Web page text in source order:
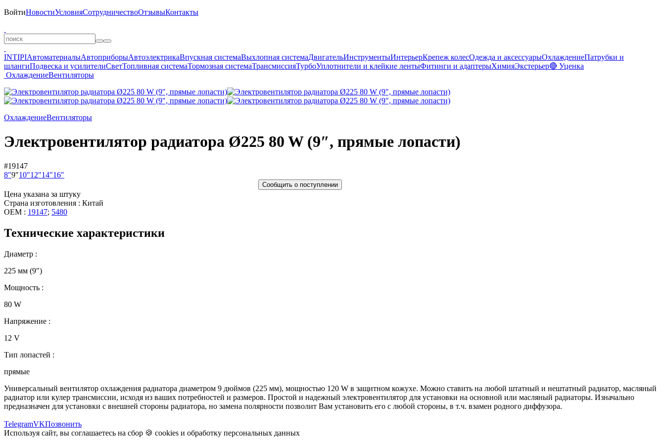
ВойтиНовостиУсловияСотрудничествоОтзывыКонтакты
INTIPIАвтоматериалыАвтоприборыАвтоэлектрикаВпускная системаВыхлопная системаДвигательИнструментыИнтерьерКрепеж колесОдежда и аксессуарыОхлаждениеПатрубки и
шлангиПодвеска и усилителиСветТопливная системаТормозная системаТрансмиссияТурбоУплотнители и клейкие лентыФитинги и адаптерыХимияЭкстерьер🔴 Уценка
ОхлаждениеВентиляторы
ОхлаждениеВентиляторы
Электровентилятор радиатора Ø225 80 W (9″, прямые лопасти)
#19147
8″9″10″12″14″16″
Сообщить о поступлении
Цена указана за штуку
Страна изготовления : Китай
OEM : 19147; 5480
Технические характеристики
Диаметр :
225 мм (9″)
Мощность :
80 W
Напряжение :
12 V
Тип лопастей :
прямые
Универсальный вентилятор охлаждения радиатора диаметром 9 дюймов (225 мм), мощностью 120 W в защитном кожухе. Можно ставить на любой штатный и нештатный радиатор, масляный
радиатор или кулер трансмиссии, исходя из ваших потребностей и размеров. Простой и надежный электровентилятор для установки на основной или масляный радиаторы. Изначально
предназначен для установки с внешней стороны радиатора, но замена полярности позволит Вам установить его с любой стороны, в т.ч. взамен родного диффузора.
TelegramVKПозвонить
Используя сайт, вы соглашаетесь на сбор 🍪 cookies и обработку персональных данных